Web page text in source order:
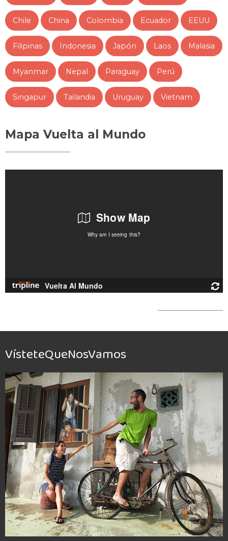
Chile China Colombia Ecuador EEUU
Filipinas Indonesia Japón Laos Malasia
Myanmar Nepal Paraguay Perú
Singapur Tailandia Uruguay Vietnam
Mapa Vuelta al Mundo
VísteteQueNosVamos